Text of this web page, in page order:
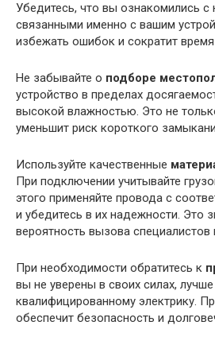
Убедитесь, что вы ознакомились с
связанными именно с вашим
избежать ошибок и сократит
Не забывайте о подборе
устройство в пределах
высокой влажностью. Это не
уменьшит риск короткого
Используйте качественные
При подключении учитывайте
этого применяйте провода с
и убедитесь в их надежности. Это
вероятность вызова
При необходимости обратитесь к
вы не уверены в своих силах,
квалифицированному электрику.
обеспечит безопасность и